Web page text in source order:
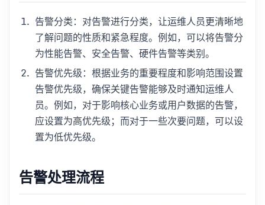
告警分类：对告警进行分类，让运维人员更清晰地
了解问题的性质和紧急程度。例如，可以将告警分
为性能告警、安全告警、硬件告警等类别。
告警优先级：根据业务的重要程度和影响范围设置
告警优先级，确保关键告警能够及时通知运维人
员。例如，对于影响核心业务或用户数据的告警，
应设置为高优先级；而对于一些次要问题，可以设
置为低优先级。
告警处理流程